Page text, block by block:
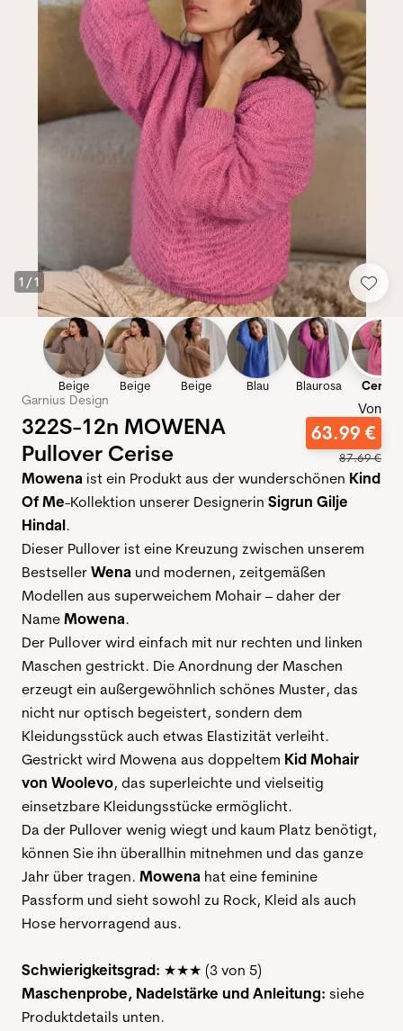
1 /1
Beige Beige Beige Blau Blaurosa Cerise
Garnius Design
322S-12n MOWENA
Pullover Cerise
Von
63.99 €
87.69€
Mowena ist ein Produkt aus der wunderschönen Kind
Of Me-Kollektion unserer Designerin Sigrun Gilje
Hindal.
Dieser Pullover ist eine Kreuzung zwischen unserem
Bestseller Wena und modernen, zeitgemäßen
Modellen aus superweichem Mohair – daher der
Name Mowena.
Der Pullover wird einfach mit nur rechten und linken
Maschen gestrickt. Die Anordnung der Maschen
erzeugt ein außergewöhnlich schönes Muster, das
nicht nur optisch begeistert, sondern dem
Kleidungsstück auch etwas Elastizität verleiht.
Gestrickt wird Mowena aus doppeltem Kid Mohair
von Woolevo, das superleichte und vielseitig
einsetzbare Kleidungsstücke ermöglicht.
Da der Pullover wenig wiegt und kaum Platz benötigt,
können Sie ihn überallhin mitnehmen und das ganze
Jahr über tragen. Mowena hat eine feminine
Passform und sieht sowohl zu Rock, Kleid als auch
Hose hervorragend aus.
Schwierigkeitsgrad: ★★★ (3 von 5)
Maschenprobe, Nadelstärke und Anleitung: siehe
Produktdetails unten.